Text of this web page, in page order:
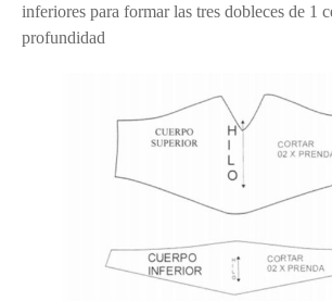
inferiores para formar las tres dobleces de 1
profundidad